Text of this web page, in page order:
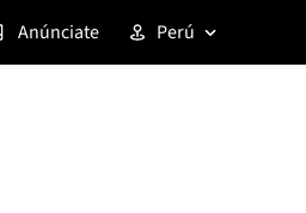
Anúnciate Perú